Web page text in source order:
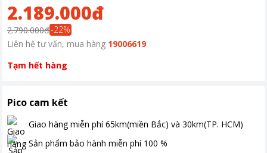
2.189.000đ
2.790.000đ-22%
Liên hệ tư vấn, mua hàng 19006619
Tạm hết hàng
Pico cam kết
Giao hàng miễn phí 65km(miền Bắc) và 30km(TP. HCM)
Sản phẩm bảo hành miễn phí 100 %